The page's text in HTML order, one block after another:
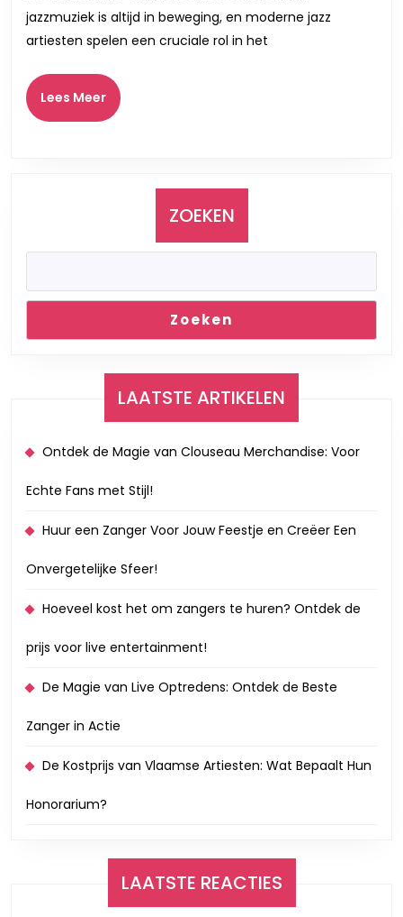
jazzmuziek is altijd in beweging, en moderne jazz
artiesten spelen een cruciale rol in het
Lees MeerLees
Meer
ZOEKEN
Zoeken
LAATSTE ARTIKELEN
Ontdek de Magie van Clouseau Merchandise: Voor
Echte Fans met Stijl!
Huur een Zanger Voor Jouw Feestje en Creëer Een
Onvergetelijke Sfeer!
Hoeveel kost het om zangers te huren? Ontdek de
prijs voor live entertainment!
De Magie van Live Optredens: Ontdek de Beste
Zanger in Actie
De Kostprijs van Vlaamse Artiesten: Wat Bepaalt Hun
Honorarium?
LAATSTE REACTIES